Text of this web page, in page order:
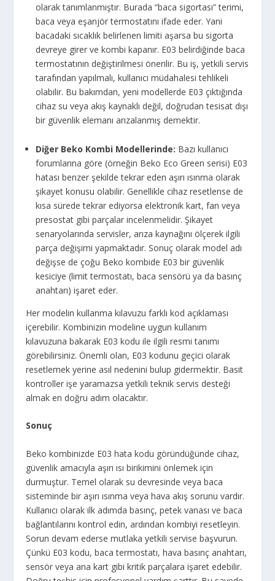
olarak tanımlanmıştır. Burada “baca sigortası” terimi,
baca veya eşanjör termostatını ifade eder. Yani
bacadaki sıcaklık belirlenen limiti aşarsa bu sigorta
devreye girer ve kombi kapanır. E03 belirdiğinde baca
termostatının değiştirilmesi önerilir. Bu iş, yetkili servis
tarafından yapılmalı, kullanıcı müdahalesi tehlikeli
olabilir. Bu bakımdan, yeni modellerde E03 çıktığında
cihaz su veya akış kaynaklı değil, doğrudan tesisat dışı
bir güvenlik elemanı arızalanmış demektir.
Diğer Beko Kombi Modellerinde: Bazı kullanıcı
forumlarına göre (örneğin Beko Eco Green serisi) E03
hatası benzer şekilde tekrar eden aşırı ısınma olarak
şikayet konusu olabilir. Genellikle cihaz resetlense de
kısa sürede tekrar ediyorsa elektronik kart, fan veya
presostat gibi parçalar incelenmelidir. Şikayet
senaryolarında servisler, arıza kaynağını ölçerek ilgili
parça değişimi yapmaktadır. Sonuç olarak model adı
değişse de çoğu Beko kombide E03 bir güvenlik
kesiciye (limit termostatı, baca sensörü ya da basınç
anahtarı) işaret eder.
Her modelin kullanma kılavuzu farklı kod açıklaması
içerebilir. Kombinizin modeline uygun kullanım
kılavuzuna bakarak E03 kodu ile ilgili resmi tanımı
görebilirsiniz. Önemli olan, E03 kodunu geçici olarak
resetlemek yerine asıl nedenini bulup gidermektir. Basit
kontroller işe yaramazsa yetkili teknik servis desteği
almak en doğru adım olacaktır.
Sonuç
Beko kombinizde E03 hata kodu göründüğünde cihaz,
güvenlik amacıyla aşırı ısı birikimini önlemek için
durmuştur. Temel olarak su devresinde veya baca
sisteminde bir aşırı ısınma veya hava akış sorunu vardır.
Kullanıcı olarak ilk adımda basınç, petek vanası ve baca
bağlantılarını kontrol edin, ardından kombiyi resetleyin.
Sorun devam ederse mutlaka yetkili servise başvurun.
Çünkü E03 kodu, baca termostatı, hava basınç anahtarı,
sensör veya ana kart gibi kritik parçalara işaret edebilir.